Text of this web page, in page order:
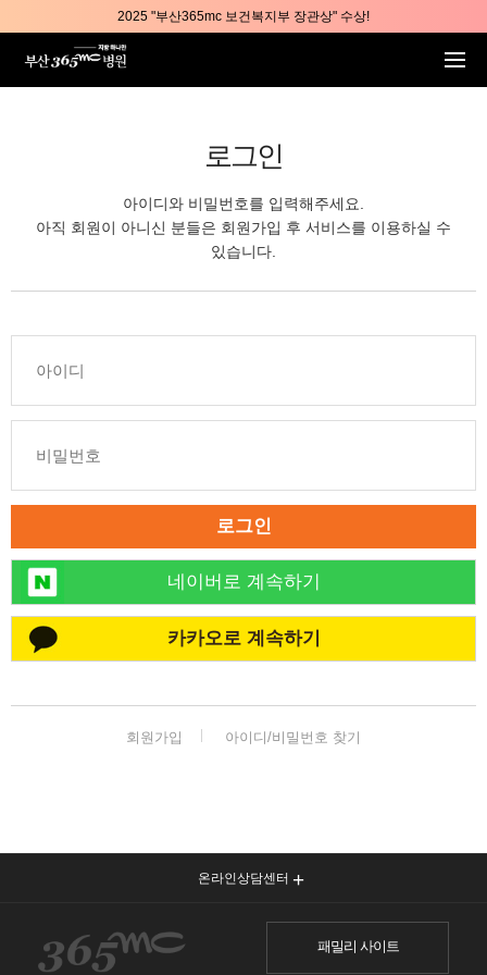
2025 "부산365mc 보건복지부 장관상" 수상!
부산365mc병원, 8/15(토) 광복절 정상진료
로그인
아이디와 비밀번호를 입력해주세요.
아직 회원이 아니신 분들은 회원가입 후 서비스를 이용하실 수
있습니다.
로그인
네이버로 계속하기
카카오로 계속하기
회원가입 아이디/비밀번호 찾기
온라인상담센터
패밀리 사이트